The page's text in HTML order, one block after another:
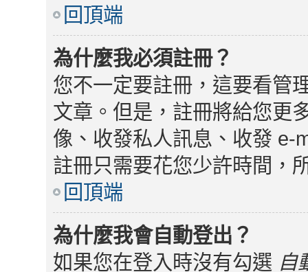
回頂端
為什麼我必須註冊？
您不一定要註冊，這要看管
文章。但是，註冊將給您更
像、收發私人訊息、收發
註冊只需要花您少許時間，
回頂端
為什麼我會自動登出？
如果您在登入時沒有勾選 自